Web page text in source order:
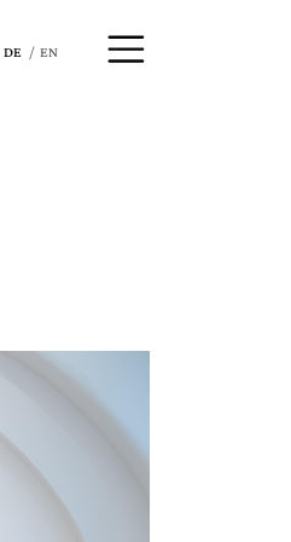
DE EN